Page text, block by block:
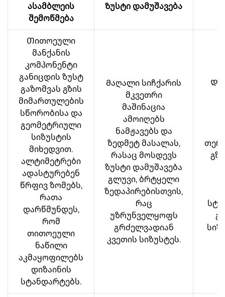
ასამბლეის
შემოწმება
Ზუსტი დამუშავება
Თითოეული
მანქანის
კომპონენტი
განიცდის ზუსტ
გაზომვას გზის
მიმართულების
სწორობისა და
გეომეტრიული
სიზუსტის
მიხედვით.
ალტიმეტრები
ადასტურებენ
წრფივ ზომებს,
რათა
დარწმუნდეს,
რომ
თითოეული
ნაწილი
აკმაყოფილებს
დიზაინის
სტანდარტებს.
Მაღალი სიჩქარის
მკვეთრი
მაშინაცია
ამოიღებს
ნამჟავებს და
ზედმეტ მასალას,
რასაც მოსდევს
ზუსტი დამუშავება
გლუვი, ბრტყელი
ზედაპირებისთვის,
რაც
უზრუნველყოფს
გრძელვადიან
კვეთის სიზუსტეს.